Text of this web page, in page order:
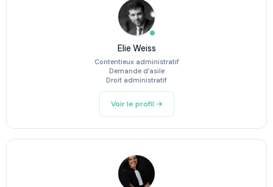
Elie Weiss
Contentieux administratif
Demande d’asile
Droit administratif
Voir le profil →